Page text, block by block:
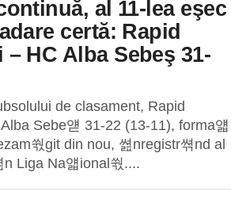
al 11-lea eşec
certă: Rapid
HC Alba Sebeş 31-
de clasament, Rapid
Sebe얟 31-22 (13-11), forma얣
쒃git din nou, 쎮nregistr쎢nd al
n Liga Na얣ional쒃....